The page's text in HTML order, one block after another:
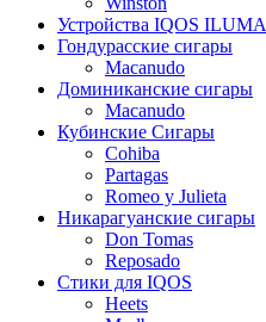
Устройства IQOS ILUMA
Гондурасские сигары
Macanudo
Доминиканские сигары
Macanudo
Кубинские Сигары
Cohiba
Partagas
Romeo y Julieta
Никарагуанские сигары
Don Tomas
Reposado
Стики для IQOS
Heets